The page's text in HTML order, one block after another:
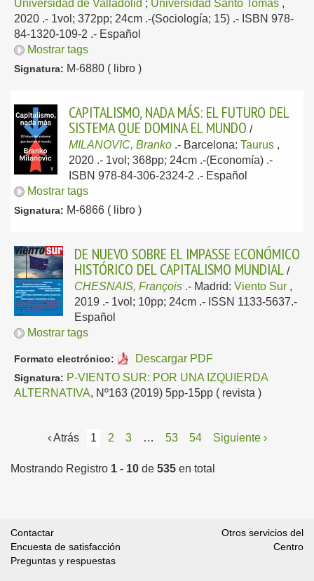
Universidad de Valladolid ; Universidad Santo Tomás ,
2020 .- 1vol; 372pp; 24cm .-(Sociología; 15) .- ISBN 978-
84-1320-109-2 .- Español
Mostrar tags
Signatura: M-6880 ( libro )
CAPITALISMO, NADA MÁS: EL FUTURO DEL
SISTEMA QUE DOMINA EL MUNDO /
MILANOVIC, Branko .- Barcelona: Taurus ,
2020 .- 1vol; 368pp; 24cm .-(Economía) .-
ISBN 978-84-306-2324-2 .- Español
Mostrar tags
Signatura: M-6866 ( libro )
DE NUEVO SOBRE EL IMPASSE ECONÓMICO
HISTÓRICO DEL CAPITALISMO MUNDIAL /
CHESNAIS, François .- Madrid: Viento Sur ,
2019 .- 1vol; 10pp; 24cm .- ISSN 1133-5637.-
Español
Mostrar tags
Formato electrónico: Descargar PDF
Signatura: P-VIENTO SUR: POR UNA IZQUIERDA
ALTERNATIVA, Nº163 (2019) 5pp-15pp ( revista )
‹ Atrás 1 2 3 … 53 54 Siguiente ›
Mostrando Registro 1 - 10 de 535 en total
Contactar
Encuesta de satisfacción
Preguntas y respuestas
Otros servicios del
Centro